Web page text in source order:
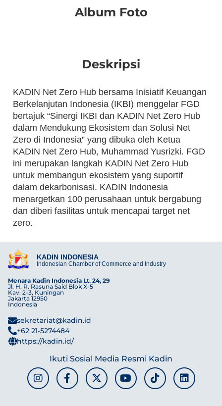
Album Foto
Deskripsi
KADIN Net Zero Hub bersama Inisiatif Keuangan
Berkelanjutan Indonesia (IKBI) menggelar FGD
bertajuk “Sinergi IKBI dan KADIN Net Zero Hub
dalam Mendukung Ekosistem dan Solusi Net
Zero di Indonesia” yang dibuka oleh Ketua
KADIN Net Zero Hub, Muhammad Yusrizki. FGD
ini merupakan langkah KADIN Net Zero Hub
untuk membangun ekosistem yang suportif
dalam dekarbonisasi. KADIN Indonesia
menargetkan 100 perusahaan untuk bergabung
dan diberi fasilitas untuk mencapai target net
zero.
KADIN INDONESIA
Indonesian Chamber of Commerce and Industry
Menara Kadin Indonesia Lt. 24, 29
Jl. H. R. Rasuna Said Blok X-5
Kav. 2-3, Kuningan
Jakarta 12950
Indonesia
sekretariat@kadin.id
+62 21-5274484
https://kadin.id/
Ikuti Sosial Media Resmi Kadin